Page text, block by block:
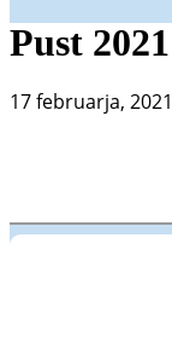
Pust 2021
17 februarja, 2021